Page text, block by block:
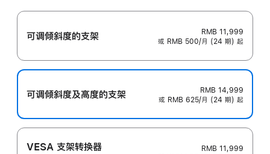
可调倾斜度的支架
RMB 11,999
或 RMB 500/月 (24 期) 起
可调倾斜度及高‍度的支‍架
RMB 14,999
或 RMB 625/月 (24 期) 起
VESA 支架转换器
RMB 11,999